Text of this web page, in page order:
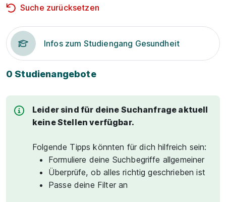
Suche zurücksetzen
Infos zum Studiengang Gesundheit
0 Studienangebote
Leider sind für deine Suchanfrage aktuell
keine Stellen verfügbar.
Folgende Tipps könnten für dich hilfreich sein:
Formuliere deine Suchbegriffe allgemeiner
Überprüfe, ob alles richtig geschrieben ist
Passe deine Filter an